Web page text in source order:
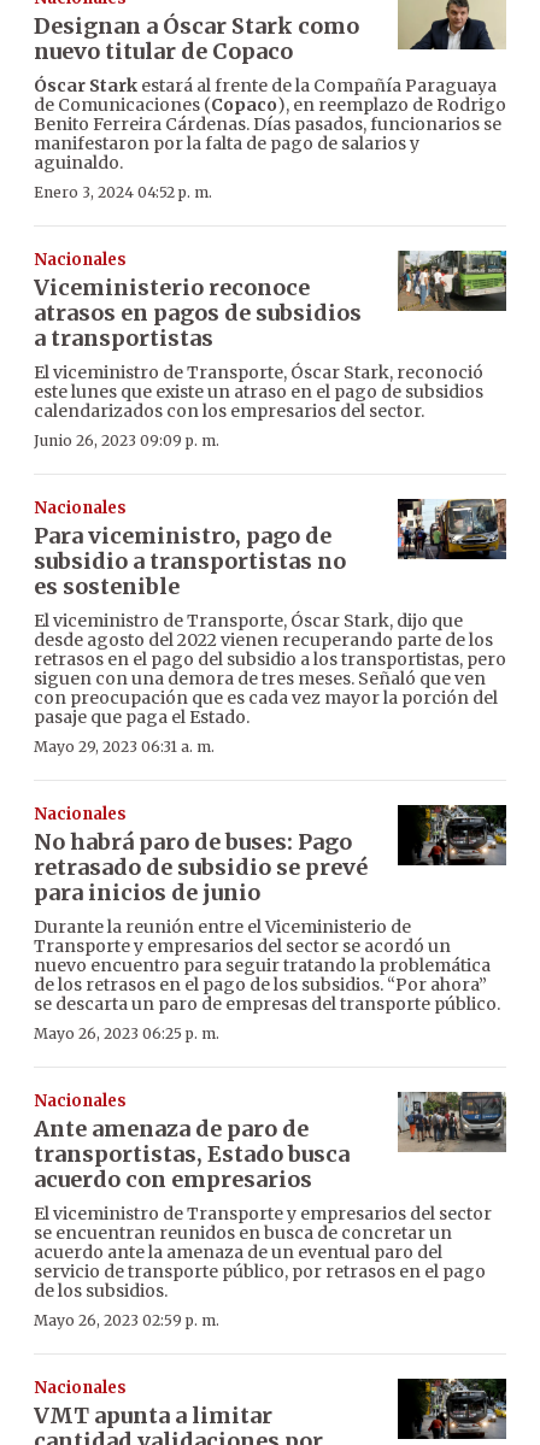
Designan a Óscar Stark como
nuevo titular de Copaco
Óscar Stark estará al frente de la Compañía Paraguaya
de Comunicaciones (Copaco), en reemplazo de Rodrigo
Benito Ferreira Cárdenas. Días pasados, funcionarios se
manifestaron por la falta de pago de salarios y
aguinaldo.
Enero 3, 2024 04:52 p. m.
Nacionales
Viceministerio reconoce
atrasos en pagos de subsidios
a transportistas
El viceministro de Transporte, Óscar Stark, reconoció
este lunes que existe un atraso en el pago de subsidios
calendarizados con los empresarios del sector.
Junio 26, 2023 09:09 p. m.
Nacionales
Para viceministro, pago de
subsidio a transportistas no
es sostenible
El viceministro de Transporte, Óscar Stark, dijo que
desde agosto del 2022 vienen recuperando parte de los
retrasos en el pago del subsidio a los transportistas, pero
siguen con una demora de tres meses. Señaló que ven
con preocupación que es cada vez mayor la porción del
pasaje que paga el Estado.
Mayo 29, 2023 06:31 a. m.
Nacionales
No habrá paro de buses: Pago
retrasado de subsidio se prevé
para inicios de junio
Durante la reunión entre el Viceministerio de
Transporte y empresarios del sector se acordó un
nuevo encuentro para seguir tratando la problemática
de los retrasos en el pago de los subsidios. “Por ahora”
se descarta un paro de empresas del transporte público.
Mayo 26, 2023 06:25 p. m.
Nacionales
Ante amenaza de paro de
transportistas, Estado busca
acuerdo con empresarios
El viceministro de Transporte y empresarios del sector
se encuentran reunidos en busca de concretar un
acuerdo ante la amenaza de un eventual paro del
servicio de transporte público, por retrasos en el pago
de los subsidios.
Mayo 26, 2023 02:59 p. m.
Nacionales
VMT apunta a limitar